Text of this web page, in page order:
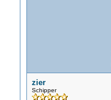
zier
Schipper